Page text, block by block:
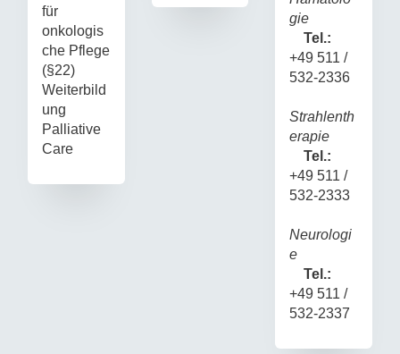
für
onkologis
che Pflege
(§22)
Weiterbild
ung
Palliative
Care
gie
Tel.:
+49 511 /
532-2336
Strahlenth
erapie
Tel.:
+49 511 /
532-2333
Neurologi
e
Tel.:
+49 511 /
532-2337